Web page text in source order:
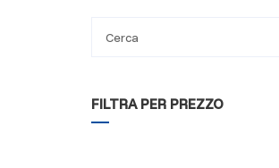
FILTRA PER PREZZO